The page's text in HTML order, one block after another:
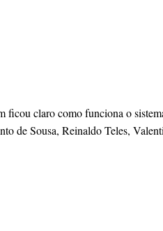
ficou claro como funciona o
de Sousa, Reinaldo Teles,